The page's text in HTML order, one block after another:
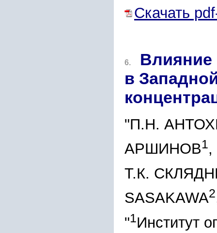
Скачать
6.
Влияние
в
"П.Н.
АРШИНОВ1
Т.К.
SASAKAWA2
"1Институт